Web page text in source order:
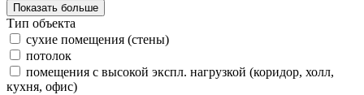
Показать больше
Тип объекта
сухие помещения (стены)
потолок
помещения с высокой экспл. нагрузкой (коридор, холл,
кухня, офис)